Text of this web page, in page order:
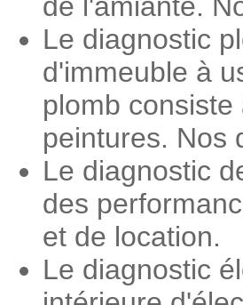
Le diagnostic
d'immeuble à
plomb
peintures. Nos
Le diagnostic
des
et de location.
Le diagnostic